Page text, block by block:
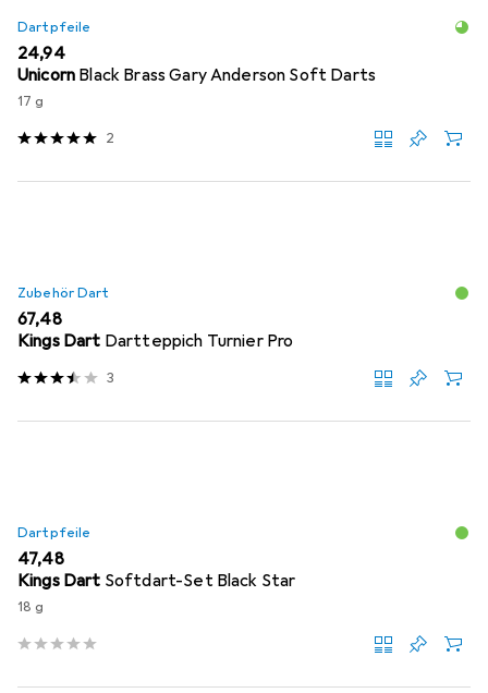
Dartpfeile
EUR
24,94
Unicorn Black Brass Gary Anderson Soft Darts
17 g
2
Zubehör Dart
EUR
67,48
Kings Dart Dartteppich Turnier Pro
3
Dartpfeile
EUR
47,48
Kings Dart Softdart-Set Black Star
18 g